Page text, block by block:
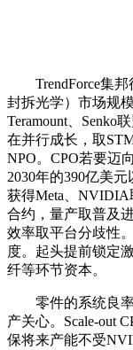
TrendForce集邦
封拆光学）市场规模
Teramount、Senko
在并行成长，取
NPO。CPO若要迈
2030年的390亿美
获得Meta、NVIDIA
合约，量产取普及
效率取平台分歧性
度。起头提前锁定
纤等环节资本。
零件的系统良率
产关心。Scale-out
保将来产能不受